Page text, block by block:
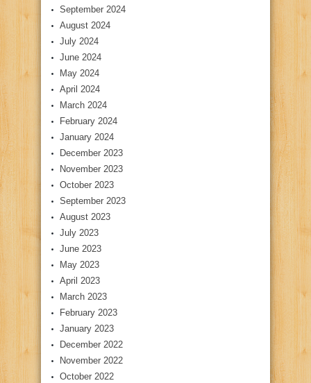
September 2024
August 2024
July 2024
June 2024
May 2024
April 2024
March 2024
February 2024
January 2024
December 2023
November 2023
October 2023
September 2023
August 2023
July 2023
June 2023
May 2023
April 2023
March 2023
February 2023
January 2023
December 2022
November 2022
October 2022